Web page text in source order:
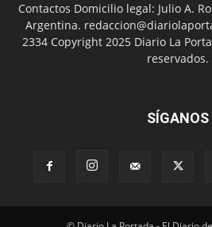
Contactos Domicilio legal: Julio A.
Argentina.
2334 Copyright 2025 Diario La
reservados.
SÍGANOS